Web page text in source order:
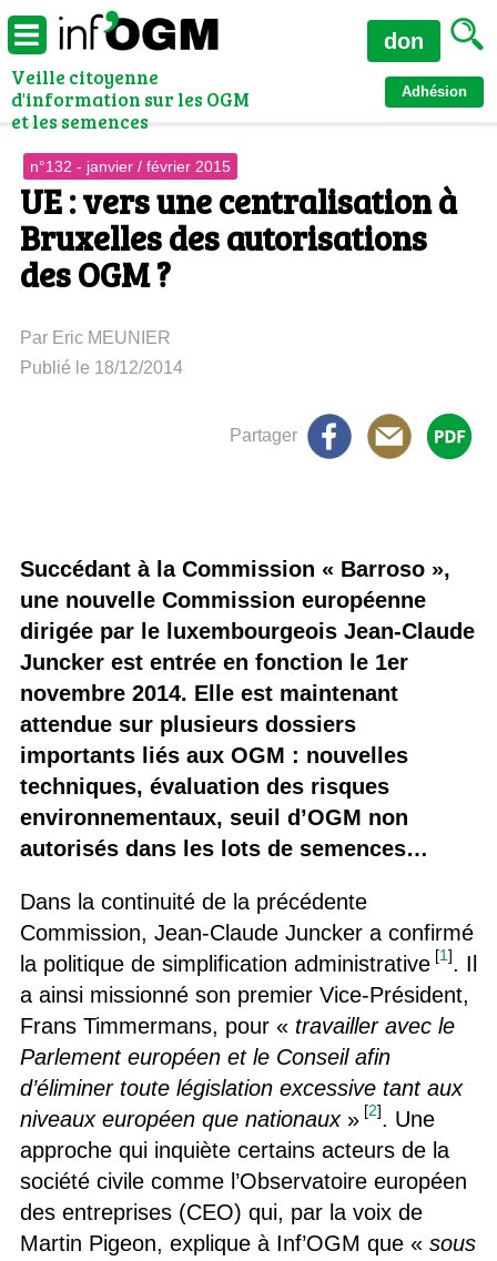
Veille citoyenne
d'information sur les OGM
et les semences
Adhésion
don
n°132 - janvier / février 2015
UE : vers une centralisation à
Bruxelles des autorisations
des OGM ?
Par Eric MEUNIER
Publié le 18/12/2014
Partager
Succédant à la Commission « Barroso »,
une nouvelle Commission européenne
dirigée par le luxembourgeois Jean-Claude
Juncker est entrée en fonction le 1er
novembre 2014. Elle est maintenant
attendue sur plusieurs dossiers
importants liés aux OGM : nouvelles
techniques, évaluation des risques
environnementaux, seuil d’OGM non
autorisés dans les lots de semences…
Dans la continuité de la précédente
Commission, Jean-Claude Juncker a confirmé
la politique de simplification administrative [1]. Il
a ainsi missionné son premier Vice-Président,
Frans Timmermans, pour « travailler avec le
Parlement européen et le Conseil afin
d’éliminer toute législation excessive tant aux
niveaux européen que nationaux» [2]. Une
approche qui inquiète certains acteurs de la
société civile comme l’Observatoire européen
des entreprises (CEO) qui, par la voix de
Martin Pigeon, explique à Inf’OGM que « sous